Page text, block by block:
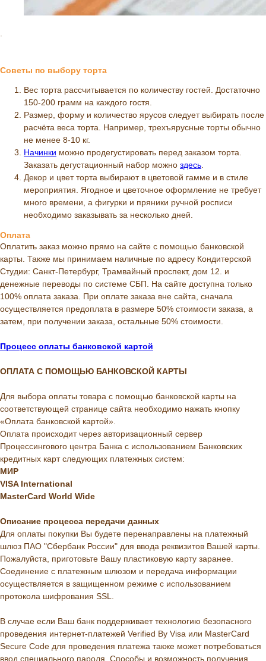
.
Советы по выбору торта
Вес торта рассчитывается по количеству гостей. Достаточно
150-200 грамм на каждого гостя.
Размер, форму и количество ярусов следует выбирать после
расчёта веса торта. Например, трехъярусные торты обычно
не менее 8-10 кг.
Начинки можно продегустировать перед заказом торта.
Заказать дегустационный набор можно здесь.
Декор и цвет торта выбирают в цветовой гамме и в стиле
мероприятия. Ягодное и цветочное оформление не требует
много времени, а фигурки и пряники ручной росписи
необходимо заказывать за несколько дней.
Оплата
Оплатить заказ можно прямо на сайте с помощью банковской
карты. Также мы принимаем наличные по адресу Кондитерской
Студии: Санкт-Петербург, Трамвайный проспект, дом 12. и
денежные переводы по системе СБП. На сайте доступна только
100% оплата заказа. При оплате заказа вне сайта, сначала
осуществляется предоплата в размере 50% стоимости заказа, а
затем, при получении заказа, остальные 50% стоимости.
Процесс оплаты банковской картой
ОПЛАТА С ПОМОЩЬЮ БАНКОВСКОЙ КАРТЫ
Для выбора оплаты товара с помощью банковской карты на
соответствующей странице сайта необходимо нажать кнопку
«Оплата банковской картой».
Оплата происходит через авторизационный сервер
Процессингового центра Банка с использованием Банковских
кредитных карт следующих платежных систем:
МИР
VISA International
MasterCard World Wide
Описание процесса передачи данных
Для оплаты покупки Вы будете перенаправлены на платежный
шлюз ПАО "Сбербанк России" для ввода реквизитов Вашей карты.
Пожалуйста, приготовьте Вашу пластиковую карту заранее.
Соединение с платежным шлюзом и передача информации
осуществляется в защищенном режиме с использованием
протокола шифрования SSL.
В случае если Ваш банк поддерживает технологию безопасного
проведения интернет-платежей Verified By Visa или MasterCard
Secure Code для проведения платежа также может потребоваться
ввод специального пароля. Способы и возможность получения